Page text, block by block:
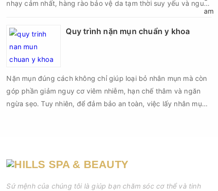
nhạy cảm nhất, hàng rào bảo vệ da tạm thời suy yếu và nguy
cơ viêm nhiễm, thâm sau mụn hoặc hình thành sẹo sẽ tăng lên
nếu chăm sóc không đúng cách. Chính vì vậy, việc chăm sóc
Quy trình nặn mụn chuẩn y khoa
Nặn mụn đúng cách không chỉ giúp loại bỏ nhân mụn mà còn
góp phần giảm nguy cơ viêm nhiễm, hạn chế thâm và ngăn
ngừa sẹo. Tuy nhiên, để đảm bảo an toàn, việc lấy nhân mụn
Sứ mệnh của chúng tôi là giúp bạn chăm sóc cơ thể và tinh